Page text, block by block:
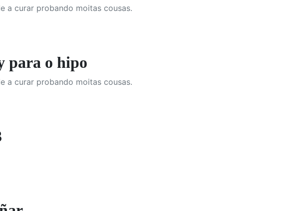
a curar probando moitas cousas.
para o hipo
a curar probando moitas cousas.